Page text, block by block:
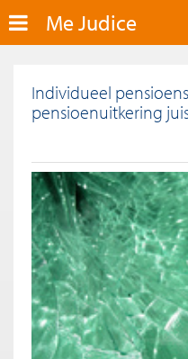
Me Judice
Individueel
pensioenuitkering